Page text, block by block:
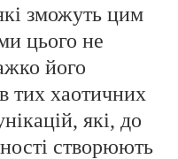
зможуть цим
цього не
його
тих хаотичних
які, до
створюють